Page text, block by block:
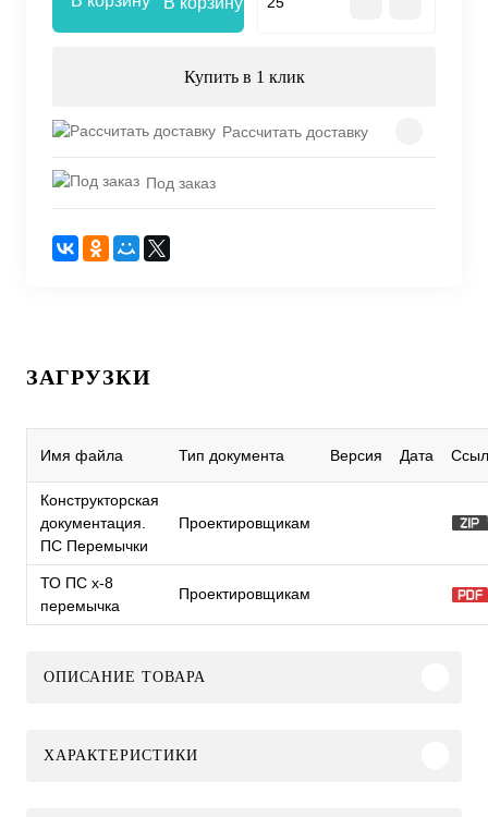
Купить в 1 клик
Рассчитать доставку
Под заказ
ЗАГРУЗКИ
Имя файла Тип документа Версия Дата
Конструкторская
документация.
ПС Перемычки
Проектировщикам
ТО ПС x-8
перемычка
Проектировщикам
ОПИСАНИЕ ТОВАРА
ХАРАКТЕРИСТИКИ